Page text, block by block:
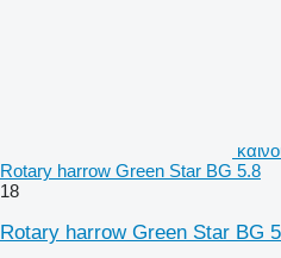
Rotary harrow Green Star BG 5.8
18
Rotary harrow Green Star BG